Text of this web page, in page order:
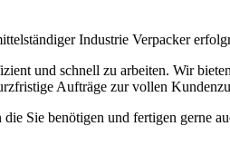
Industrie Verpacker
und schnell zu arbeiten. Wir
Aufträge zur vollen
Sie benötigen und fertigen gerne